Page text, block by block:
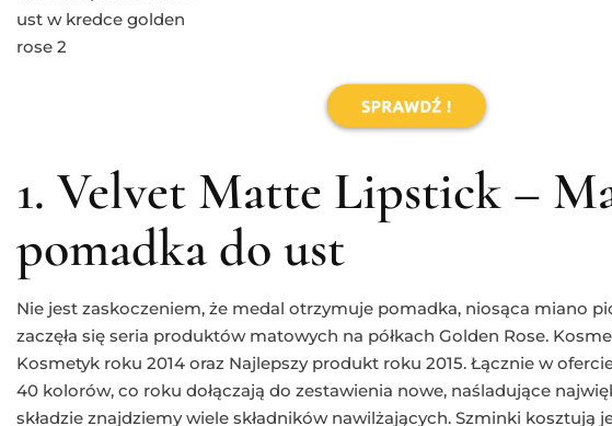
1. Velvet Matte Lipstick –
pomadka do ust
Nie jest zaskoczeniem, że medal otrzymuje pomadka, niosąca miano
zaczęła się seria produktów matowych na półkach Golden Rose.
Kosmetyk roku 2014 oraz Najlepszy produkt roku 2015. Łącznie w
40 kolorów, co roku dołączają do zestawienia nowe, naśladujące
składzie znajdziemy wiele składników nawilżających. Szminki kosztują